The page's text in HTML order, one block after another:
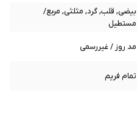
بیضی, قلب, گرد, مثلثی, مربع/
مستطیل
مد روز / غیررسمی
تمام فریم